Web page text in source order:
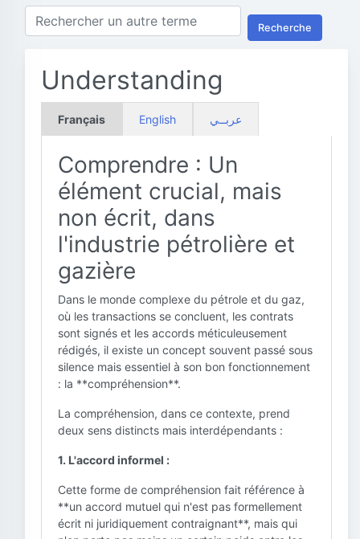
Recherche
Understanding
Français English عربــي
Comprendre : Un
élément crucial, mais
non écrit, dans
l'industrie pétrolière et
gazière
Dans le monde complexe du pétrole et du gaz,
où les transactions se concluent, les contrats
sont signés et les accords méticuleusement
rédigés, il existe un concept souvent passé sous
silence mais essentiel à son bon fonctionnement
: la **compréhension**.
La compréhension, dans ce contexte, prend
deux sens distincts mais interdépendants :
1. L'accord informel :
Cette forme de compréhension fait référence à
**un accord mutuel qui n'est pas formellement
écrit ni juridiquement contraignant**, mais qui